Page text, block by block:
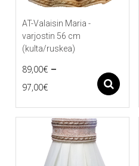
AT-Valaisin Maria -
varjostin 56 cm
(kulta/ruskea)
89,00€ –
97,00€Price
range:
89,00€
through
97,00€
tuotteella
useampi
muunnelma.